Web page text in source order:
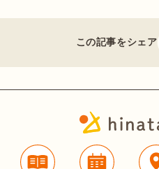
この記事をシェア